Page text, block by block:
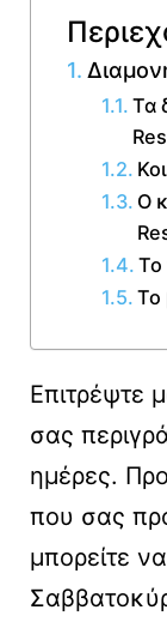
Τα
Ο
Το
Το
Επιτρέψτε
σας
ημέρες.
που σας
μπορείτε